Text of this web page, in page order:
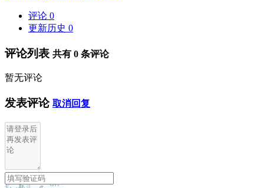
评论 0
更新历史 0
评论列表 共有 0 条评论
暂无评论
发表评论 取消回复